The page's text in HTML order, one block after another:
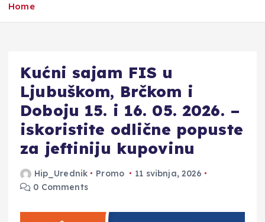
e
Home
Kućni sajam FIS u
Ljubuškom, Brčkom i
Doboju 15. i 16. 05. 2026. –
iskoristite odlične popuste
za jeftiniju kupovinu
Hip_Urednik Promo
11 svibnja, 2026
0 Comments